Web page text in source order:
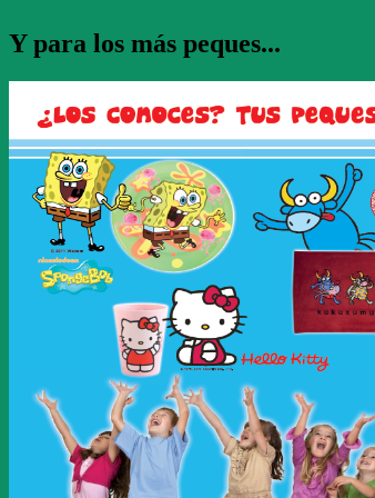
Y para los más peques...